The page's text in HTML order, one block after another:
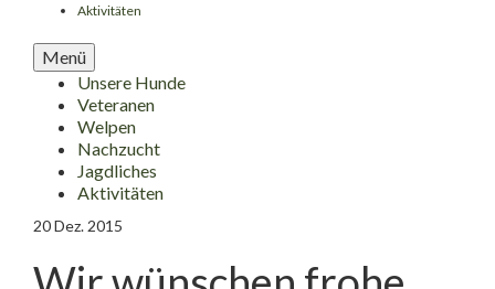
Aktivitäten
Menü
Unsere Hunde
Veteranen
Welpen
Nachzucht
Jagdliches
Aktivitäten
20Dez. 2015